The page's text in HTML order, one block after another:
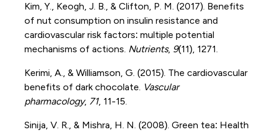
Kim, Y., Keogh, J. B., & Clifton, P. M. (2017). Benefits
of nut consumption on insulin resistance and
cardiovascular risk factors: multiple potential
mechanisms of actions. Nutrients, 9(11), 1271.
Kerimi, A., & Williamson, G. (2015). The cardiovascular
benefits of dark chocolate.
Vascular
pharmacology, 71, 11-15.
Sinija, V. R., & Mishra, H. N. (2008). Green tea: Health